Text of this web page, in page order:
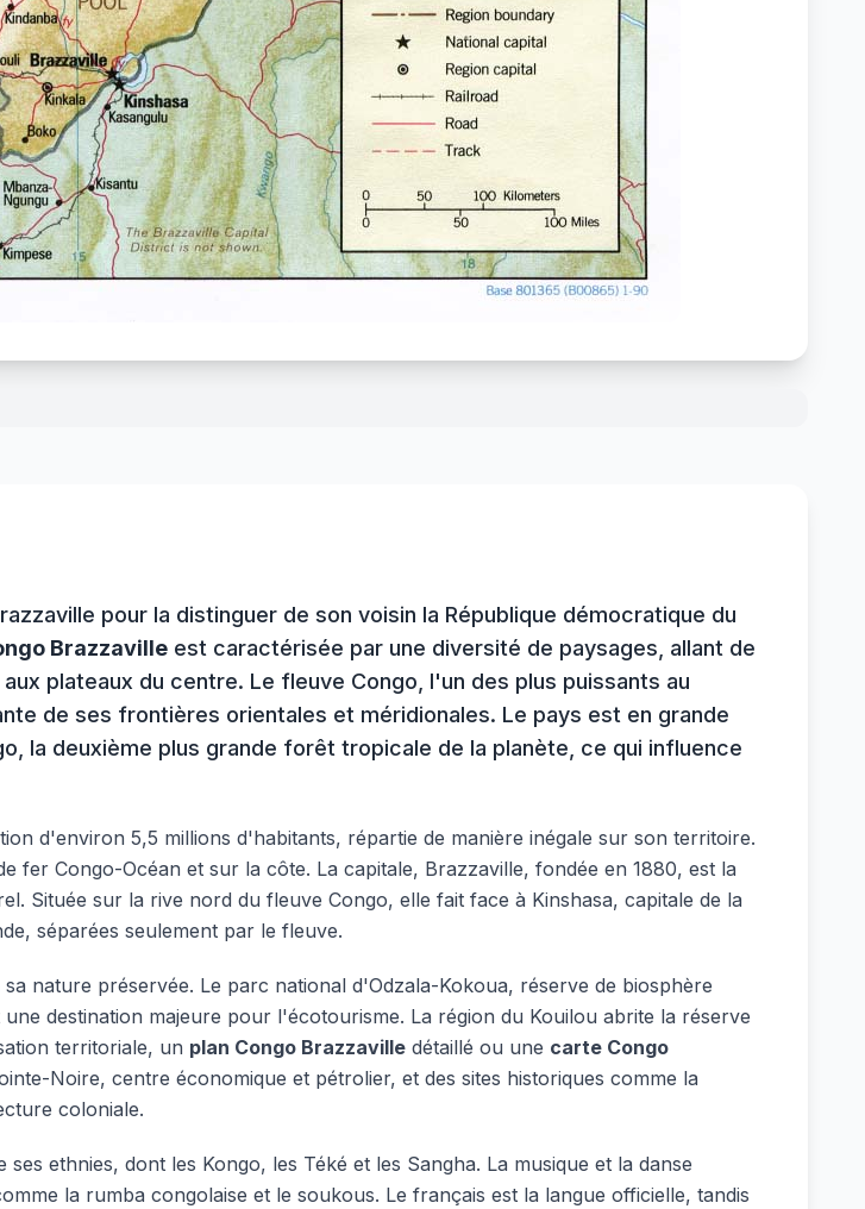
pour la distinguer de son voisin la République démocratique du
Brazzaville est caractérisée par une diversité de paysages, allant de
plateaux du centre. Le fleuve Congo, l'un des plus puissants au
de ses frontières orientales et méridionales. Le pays est en grande
la deuxième plus grande forêt tropicale de la planète, ce qui influence
d'environ 5,5 millions d'habitants, répartie de manière inégale sur son territoire.
fer Congo-Océan et sur la côte. La capitale, Brazzaville, fondée en 1880, est la
Située sur la rive nord du fleuve Congo, elle fait face à Kinshasa, capitale de la
séparées seulement par le fleuve.
nature préservée. Le parc national d'Odzala-Kokoua, réserve de biosphère
destination majeure pour l'écotourisme. La région du Kouilou abrite la réserve
territoriale, un plan Congo Brazzaville détaillé ou une carte Congo
Noire, centre économique et pétrolier, et des sites historiques comme la
coloniale.
ethnies, dont les Kongo, les Téké et les Sangha. La musique et la danse
la rumba congolaise et le soukous. Le français est la langue officielle, tandis